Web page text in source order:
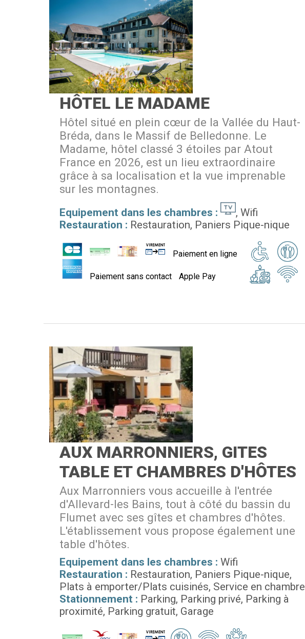
HÔTEL LE MADAME
Hôtel situé en plein cœur de la Vallée du Haut-
Bréda, dans le Massif de Belledonne. Le
Madame, hôtel classé 3 étoiles par Atout
France en 2026, est un lieu extraordinaire
grâce à sa localisation et la vue imprenable
sur les montagnes.
Equipement dans les chambres :
Wifi
Restauration : Restauration Paniers Pique-nique
Paiement en ligne
Paiement sans contact Apple Pay
AUX MARRONNIERS, GITES
TABLE ET CHAMBRES D'HÔTES
Aux Marronniers vous accueille à l'entrée
d'Allevard-les Bains, tout à côté du bassin du
Flumet avec ses gîtes et chambres d'hôtes.
L'établissement vous propose également une
table d'hôtes.
Equipement dans les chambres : Wifi
Restauration : Restauration Paniers Pique-nique
Plats à emporter/Plats cuisinés Service en chambre
Stationnement : Parking Parking privé Parking à
proximité Parking gratuit Garage